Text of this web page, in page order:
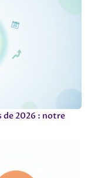
de 2026 : notre